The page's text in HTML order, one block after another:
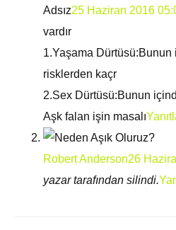
Adsız25 Haziran 2016
vardır
1.Yaşama Dürtüsü:Bunun
risklerden kaçr
2.Sex Dürtüsü:Bunun
Aşk falan işin masalı
Robert Anderson26
yazar tarafından silindi.